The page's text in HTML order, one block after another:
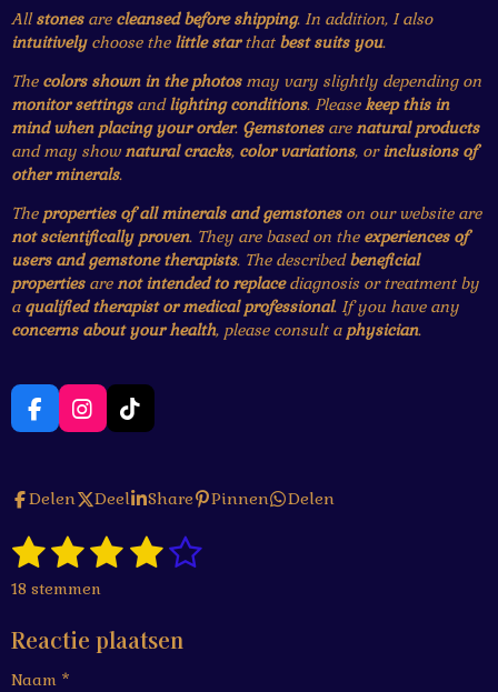
Allstonesare cleansed before shipping. In addition, I also
intuitivelychoose the little starthat best suits you.
The colors shown in the photosmay vary slightly depending on
monitor settingsandlighting conditions. Pleasekeep this in
mind when placing your order. Gemstonesarenatural products
and may shownatural cracks, color variations, orinclusions of
other minerals.
The properties of all minerals and gemstoneson our website are
not scientifically proven. They are based on the experiences of
users and gemstone therapists. The describedbeneficial
propertiesarenot intended to replacediagnosis or treatment by
a qualified therapist or medical professional. If you have any
concerns about your health, please consult a physician.
F
a
b
o
k
I
n
a
r
m
T
i
o
Delen Deel Share Pinnen Delen
R
a
t
n
:
1
s
t
e
2
s
e
3
s
e
4
e
5
e
S
18 stemmen
Reactie plaatsen
Naam *